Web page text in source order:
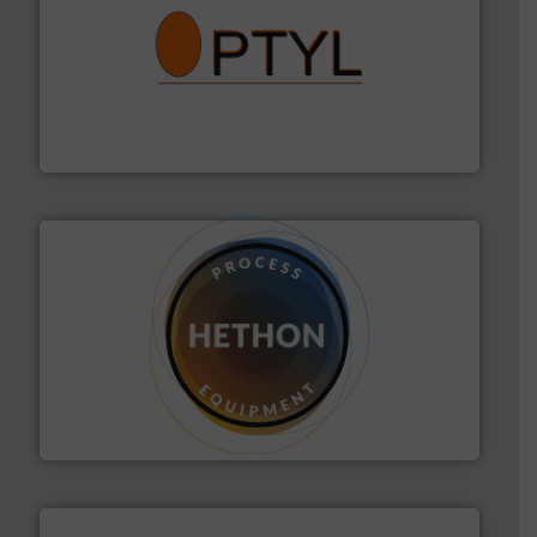
aanspreekpunt voor uw vragen omtrent stof.
HETHON is wereldwijd specialist in poeder- en
vloeistofdosering, met name bij lastig te verwerken
Meer info ➜